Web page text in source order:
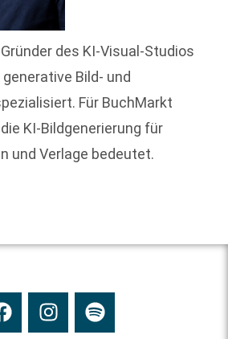
des KI-Visual-Studios
Bild- und
Für BuchMarkt
KI-Bildgenerierung für
und Verlage bedeutet.